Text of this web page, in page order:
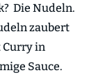
Die Nudeln.
zaubert
Curry in
Sauce.